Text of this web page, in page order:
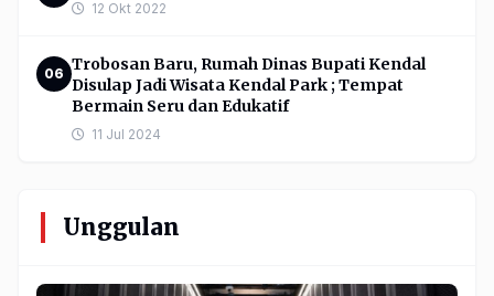
12 Okt 2022
06 Trobosan Baru, Rumah Dinas Bupati Kendal
Disulap Jadi Wisata Kendal Park ; Tempat
Bermain Seru dan Edukatif
11 Jul 2024
Unggulan